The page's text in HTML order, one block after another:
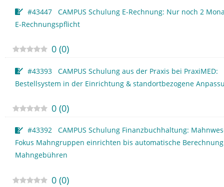
#43447 CAMPUS Schulung E-Rechnung: Nur noch 2
E-Rechnungspflicht
0 (0)
#43393 CAMPUS Schulung aus der Praxis bei PraxiMED:
Bestellsystem in der Einrichtung & standortbezogene
0 (0)
#43392 CAMPUS Schulung Finanzbuchhaltung:
Fokus Mahngruppen einrichten bis automatische
Mahngebühren
0 (0)